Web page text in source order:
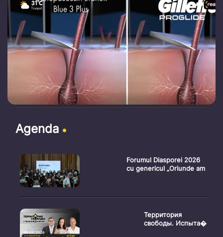
Agenda
Forumul Diasporei 2026
cu genericul „Oriunde am
Территория
свободы. Испыта�